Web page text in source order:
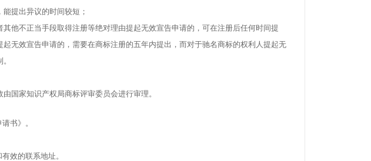
提出异议的时间较短；
不正当手段取得注册等绝对理由提起无效宣告申请的，可在注册后任何时间提
无效宣告申请的，需要在商标注册的五年内提出，而对于驰名商标的权利人提起无
家知识产权局商标评审委员会进行审理。
书》。
效的联系地址。